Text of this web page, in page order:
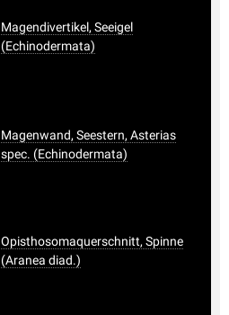
Magendivertikel, Seeigel
(Echinodermata)
Magenwand, Seestern, Asterias
spec. (Echinodermata)
Opisthosomaquerschnitt, Spinne
(Aranea diad.)